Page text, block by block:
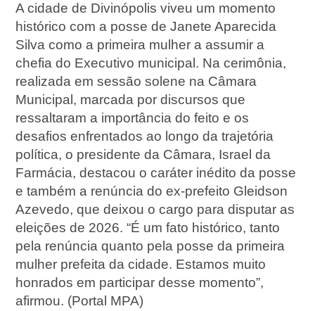
A cidade de Divinópolis viveu um momento
histórico com a posse de Janete Aparecida
Silva como a primeira mulher a assumir a
chefia do Executivo municipal. Na cerimônia,
realizada em sessão solene na Câmara
Municipal, marcada por discursos que
ressaltaram a importância do feito e os
desafios enfrentados ao longo da trajetória
política, o presidente da Câmara, Israel da
Farmácia, destacou o caráter inédito da posse
e também a renúncia do ex-prefeito Gleidson
Azevedo, que deixou o cargo para disputar as
eleições de 2026. “É um fato histórico, tanto
pela renúncia quanto pela posse da primeira
mulher prefeita da cidade. Estamos muito
honrados em participar desse momento”,
afirmou. (Portal MPA)